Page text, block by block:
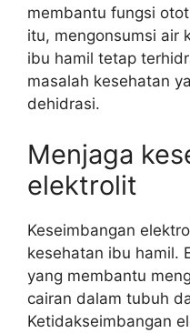
membantu fungsi
itu, mengonsumsi air
ibu hamil tetap
masalah kesehatan
dehidrasi.
Menjaga
elektrolit
Keseimbangan
kesehatan ibu hamil.
yang membantu
cairan dalam tubuh
Ketidakseimbangan